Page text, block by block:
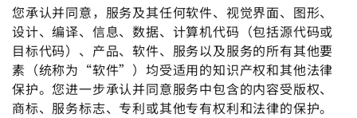
您承认并同意，服务及其任何软件、视觉界面、图形、
设计、编译、信息、数据、计算机代码（包括源代码或
目标代码）、产品、软件、服务以及服务的所有其他要
素（统称为“软件”）均受适用的知识产权和其他法律
保护。您进一步承认并同意服务中包含的内容受版权、
商标、服务标志、专利或其他专有权利和法律的保护。